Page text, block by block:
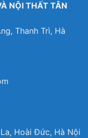
NỘI THẤT TÂN
Thanh Trì, Hà
Hoài Đức, Hà Nội